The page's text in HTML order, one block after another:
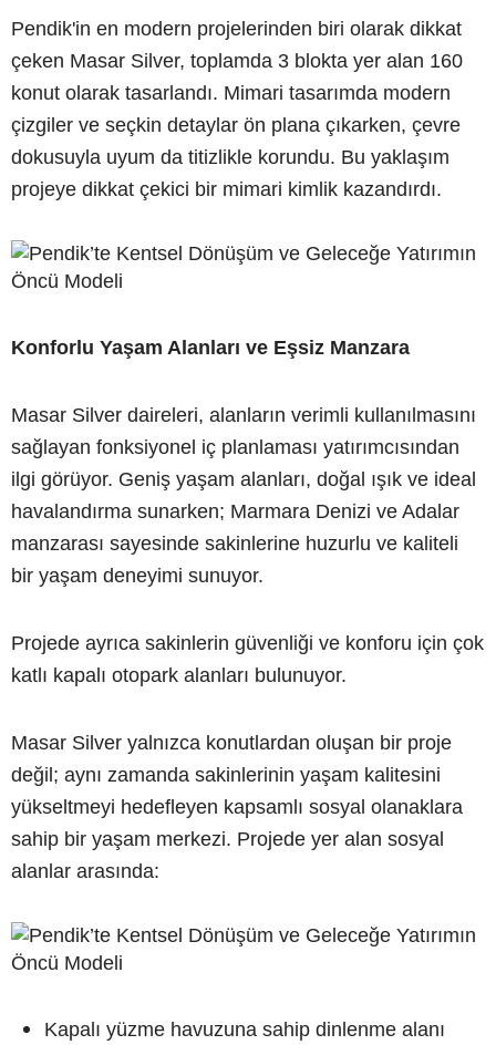
Pendik'in en modern projelerinden biri olarak dikkat
çeken Masar Silver, toplamda 3 blokta yer alan 160
konut olarak tasarlandı. Mimari tasarımda modern
çizgiler ve seçkin detaylar ön plana çıkarken, çevre
dokusuyla uyum da titizlikle korundu. Bu yaklaşım
projeye dikkat çekici bir mimari kimlik kazandırdı.
Konforlu Yaşam Alanları ve Eşsiz Manzara
Masar Silver daireleri, alanların verimli kullanılmasını
sağlayan fonksiyonel iç planlaması yatırımcısından
ilgi görüyor. Geniş yaşam alanları, doğal ışık ve ideal
havalandırma sunarken; Marmara Denizi ve Adalar
manzarası sayesinde sakinlerine huzurlu ve kaliteli
bir yaşam deneyimi sunuyor.
Projede ayrıca sakinlerin güvenliği ve konforu için çok
katlı kapalı otopark alanları bulunuyor.
Masar Silver yalnızca konutlardan oluşan bir proje
değil; aynı zamanda sakinlerinin yaşam kalitesini
yükseltmeyi hedefleyen kapsamlı sosyal olanaklara
sahip bir yaşam merkezi. Projede yer alan sosyal
alanlar arasında:
Kapalı yüzme havuzuna sahip dinlenme alanı